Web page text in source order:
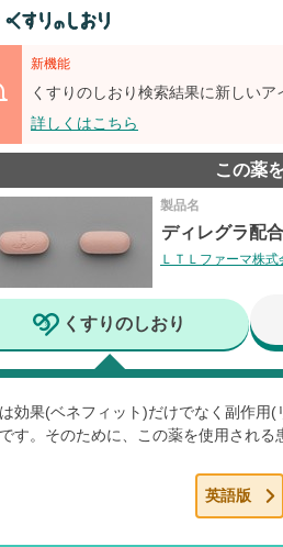
新機能
くすりのしおり検索結果に新しいア
詳しくはこちら
この薬
製品名
ディレグラ配
ＬＴＬファーマ株式
くすりのしおり
効果(ベネフィット)だけでなく副作用
す。そのために、この薬を使用される
英語版